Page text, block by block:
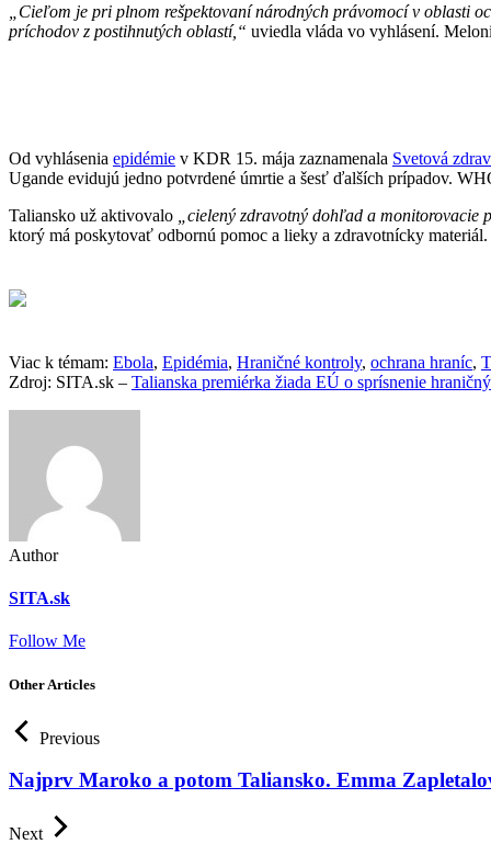
„Cieľom je pri plnom rešpektovaní národných právomocí v oblasti
príchodov z postihnutých oblastí,“ uviedla vláda vo vyhlásení.
Od vyhlásenia epidémie v KDR 15. mája zaznamenala Svetová
Ugande evidujú jedno potvrdené úmrtie a šesť ďalších prípadov.
Taliansko už aktivovalo
„cielený zdravotný dohľad a monitorovacie
ktorý má poskytovať odbornú pomoc a lieky a zdravotnícky materiál.
Viac k témam: Ebola, Epidémia, Hraničné kontroly, ochrana hraníc,
Zdroj: SITA.sk – Talianska premiérka žiada EÚ o sprísnenie
Author
SITA.sk
Follow Me
Other Articles
Previous
Najprv Maroko a potom Taliansko. Emma
Next